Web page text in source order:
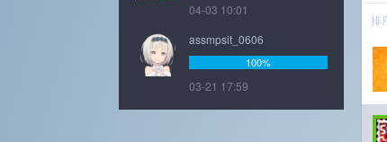
排
04-03 10:01
assmpsit_0606
100%
03-21 17:59